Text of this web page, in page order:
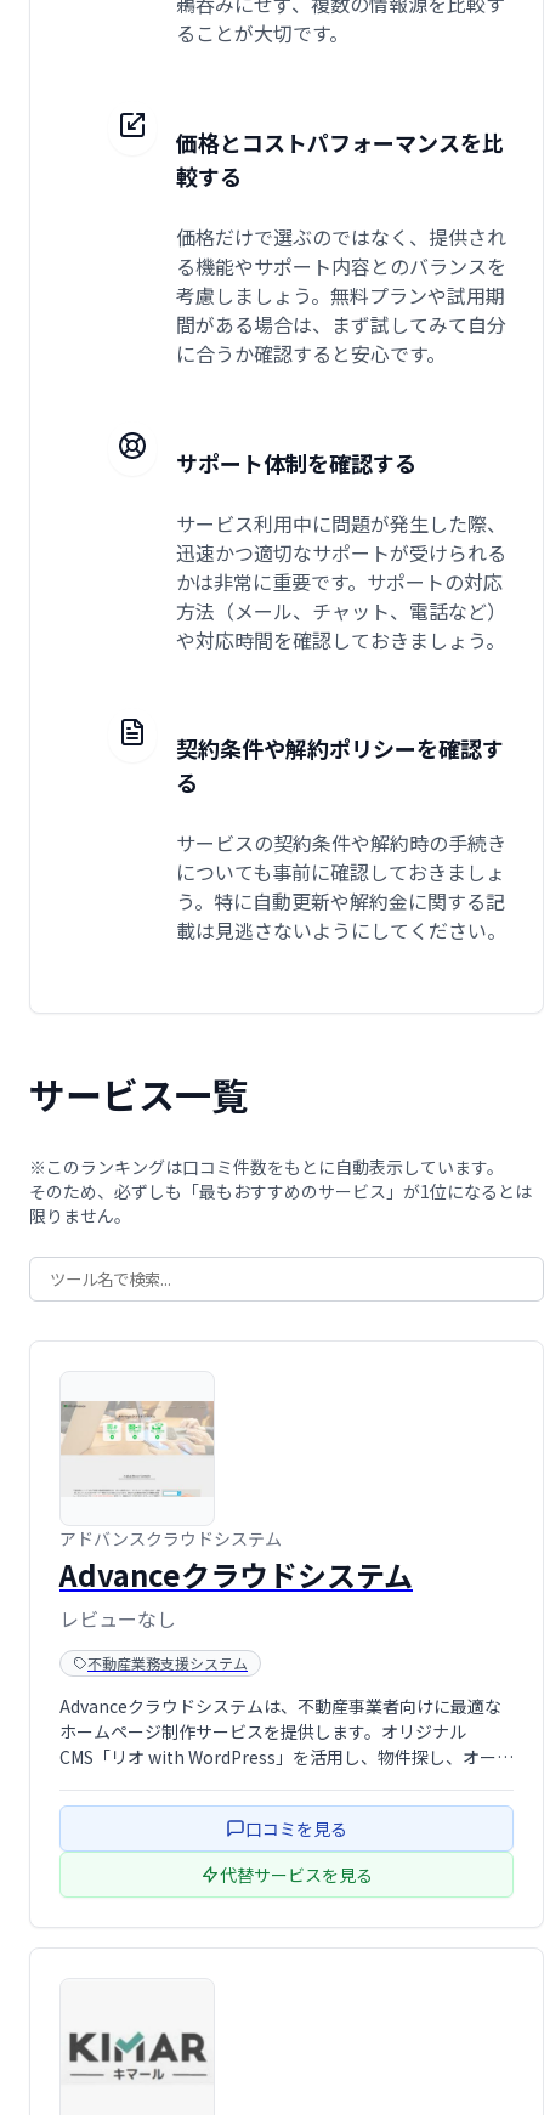
ることが大切です。
価格とコストパフォーマンスを比
較する
価格だけで選ぶのではなく、提供され
る機能やサポート内容とのバランスを
考慮しましょう。無料プランや試用期
間がある場合は、まず試してみて自分
に合うか確認すると安心です。
サポート体制を確認する
サービス利用中に問題が発生した際、
迅速かつ適切なサポートが受けられる
かは非常に重要です。サポートの対応
方法（メール、チャット、電話など）
や対応時間を確認しておきましょう。
契約条件や解約ポリシーを確認す
る
サービスの契約条件や解約時の手続き
についても事前に確認しておきましょ
う。特に自動更新や解約金に関する記
載は見逃さないようにしてください。
サービス一覧
※このランキングは口コミ件数をもとに自動表示しています。
そのため、必ずしも「最もおすすめのサービス」が1位になるとは
限りません。
アドバンスクラウドシステム
Advanceクラウドシステム
レビューなし
不動産業務支援システム
Advanceクラウドシステムは、不動産事業者向けに最適な
ホームページ制作サービスを提供します。オリジナル
CMS「リオ with WordPress」を活用し、物件探し、オーナ
成。後から追加でコンテンツを作成・更新できるため、検
索エンジンに評価され …口コミを見る
代替サービスを見る